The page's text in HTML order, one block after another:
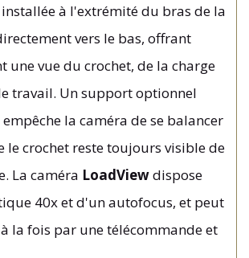
installée à l'extrémité du bras de la
vers le bas, offrant
une vue du crochet, de la charge
travail. Un support optionnel
la caméra de se balancer
le crochet reste toujours visible de
La caméra LoadViewdispose
40x et d'un autofocus, et peut
la fois par une télécommande et